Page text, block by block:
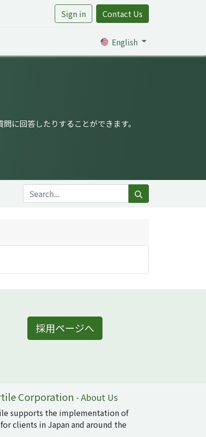
Sign in Contact Us
English
に回答したりすることができます。
採用ページへ
Corporation - About Us
supports the implementation of
clients in Japan and around the